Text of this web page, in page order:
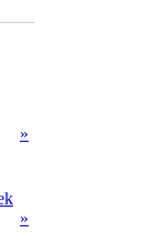
»
»